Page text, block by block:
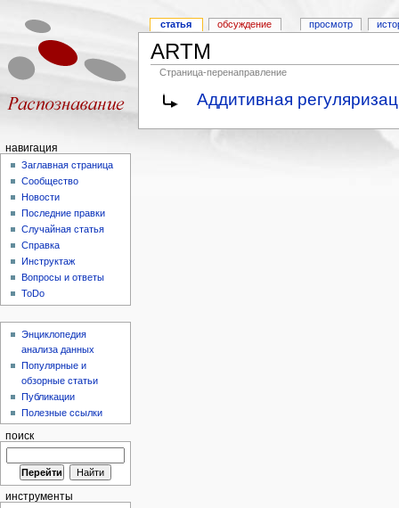
ARTM
Страница-перенаправление
Аддитивная
статья обсуждение просмотр
навигация
Заглавная страница
Сообщество
Новости
Последние правки
Случайная статья
Справка
Инструктаж
Вопросы и ответы
ToDo
Энциклопедия
анализа данных
Популярные и
обзорные статьи
Публикации
Полезные ссылки
поиск
инструменты